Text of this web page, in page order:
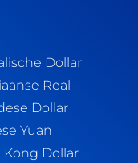
Dollar
Real
Dollar
Yuan
Kong Dollar